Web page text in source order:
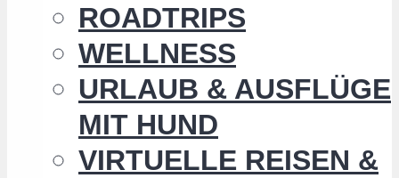
ROADTRIPS
WELLNESS
URLAUB & AUSFLÜGE
MIT HUND
VIRTUELLE REISEN &